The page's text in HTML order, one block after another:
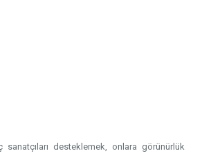
sanatçıları desteklemek, onlara görünürlük